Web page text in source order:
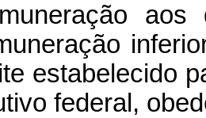
aos
estabelecido
federal,